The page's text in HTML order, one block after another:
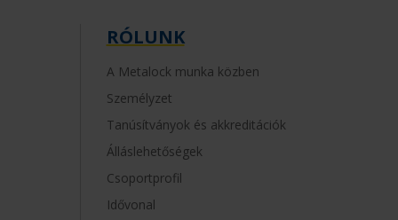
RÓLUNK
A Metalock munka közben
Személyzet
Tanúsítványok és akkreditációk
Álláslehetőségek
Csoportprofil
Idővonal